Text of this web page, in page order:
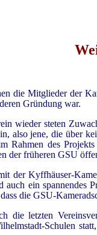
die Mitglieder der
Gründung war.
wieder steten
also jene, die über
Rahmen des
der früheren GSU
der Kyffhäuser-
auch ein
die GSU-
die letzten
Schulen